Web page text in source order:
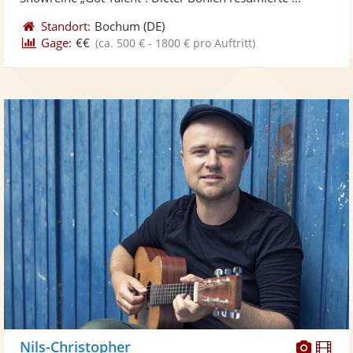
Standort: Bochum (DE)
Gage: €€ (ca. 500 € - 1800 € pro Auftritt)
Nils-Christopher